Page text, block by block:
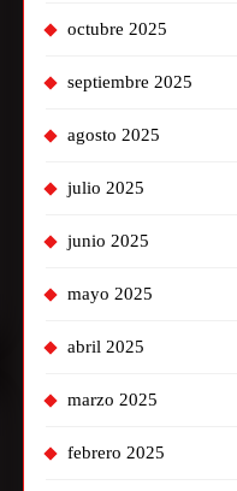
octubre 2025
septiembre 2025
agosto 2025
julio 2025
junio 2025
mayo 2025
abril 2025
marzo 2025
febrero 2025